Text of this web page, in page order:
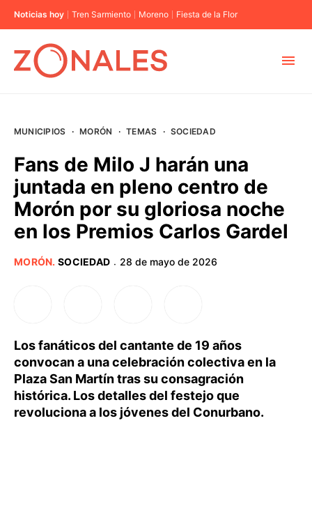
Noticias hoy Tren Sarmiento Moreno Fiesta de la Flor
BUENOS AIRES
PROVINCIAS
MUNICIPIOS · MORÓN · TEMAS · SOCIEDAD
Fans de Milo J harán una
juntada en pleno centro de
Morón por su gloriosa noche
en los Premios Carlos Gardel
MORÓN. SOCIEDAD · 28 de mayo de 2026
Los fanáticos del cantante de 19 años
convocan a una celebración colectiva en la
Plaza San Martín tras su consagración
histórica. Los detalles del festejo que
revoluciona a los jóvenes del Conurbano.